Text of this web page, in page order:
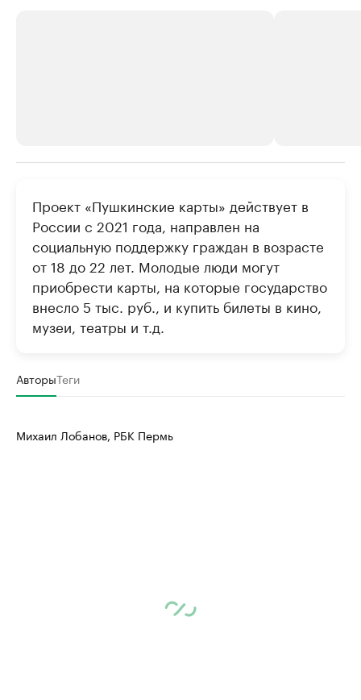
Крупнейшие производители и
продавцы медийной продукции
Ознакомьтесь с информацией в каталоге
Страховые
Посмотрите в
Проект «Пушкинские карты» действует в
России с 2021 года, направлен на
социальную поддержку граждан в возрасте
от 18 до 22 лет. Молодые люди могут
приобрести карты, на которые государство
внесло 5 тыс. руб., и купить билеты в кино,
музеи, театры и т.д.
АвторыТеги
Михаил Лобанов, РБК Пермь